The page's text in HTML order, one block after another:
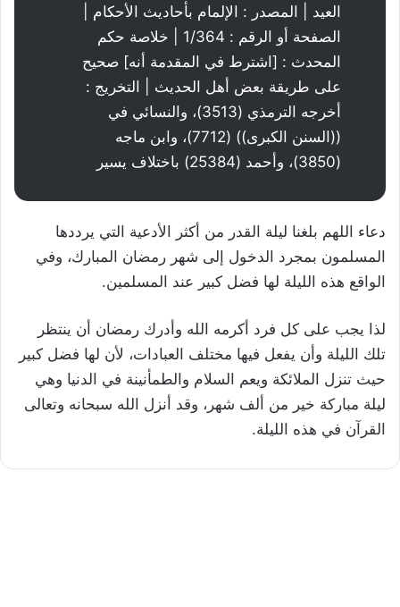
العيد | المصدر : الإلمام بأحاديث الأحكام |
الصفحة أو الرقم : 1/364 | خلاصة حكم
المحدث : [اشترط في المقدمة أنه] صحيح
على طريقة بعض أهل الحديث | التخريج :
أخرجه الترمذي (3513)، والنسائي في
((السنن الكبرى)) (7712)، وابن ماجه
(3850)، وأحمد (25384) باختلاف يسير
دعاء اللهم بلغنا ليلة القدر من أكثر الأدعية التي يرددها
المسلمون بمجرد الدخول إلى شهر رمضان المبارك، وفي
الواقع هذه الليلة لها فضل كبير عند المسلمين.
لذا يجب على كل فرد أكرمه الله وأدرك رمضان أن ينتظر
تلك الليلة وأن يفعل فيها مختلف العبادات، لأن لها فضل كبير
حيث تنزل الملائكة ويعم السلام والطمأنينة في الدنيا وهي
ليلة مباركة خير من ألف شهر، وقد أنزل الله سبحانه وتعالى
القرآن في هذه الليلة.